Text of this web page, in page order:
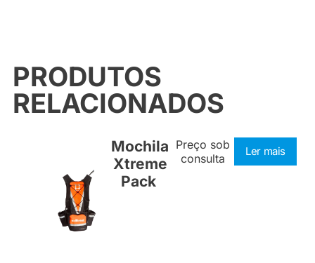
PRODUTOS
RELACIONADOS
Mochila
Xtreme
Pack
Preço sob
consulta
Ler mais